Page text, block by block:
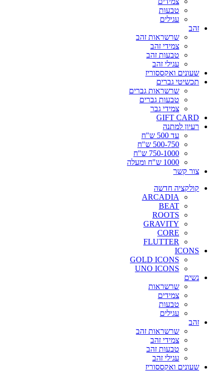
טבעות
עגילים
זהב
שרשראות זהב
צמידי זהב
טבעות זהב
עגילי זהב
שעונים ואקססוריז
תכשיטי גברים
שרשראות גברים
טבעות גברים
צמידי גבר
GIFT CARD
רעיון למתנה
עד 500 ש"ח
500-750 ש"ח
750-1000 ש"ח
1000 ש"ח ומעלה
צור קשר
קולקציה חדשה
ARCADIA
BEAT
ROOTS
GRAVITY
CORE
FLUTTER
ICONS
GOLD ICONS
UNO ICONS
נשים
שרשראות
צמידים
טבעות
עגילים
זהב
שרשראות זהב
צמידי זהב
טבעות זהב
עגילי זהב
שעונים ואקססוריז